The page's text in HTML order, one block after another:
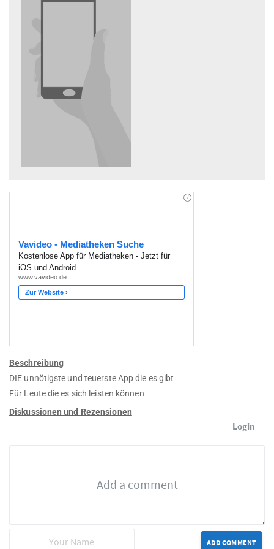
Beschreibung
DIE unnötigste und teuerste App die es gibt
Für Leute die es sich leisten können
Diskussionen und Rezensionen
Login
ADD COMMENT